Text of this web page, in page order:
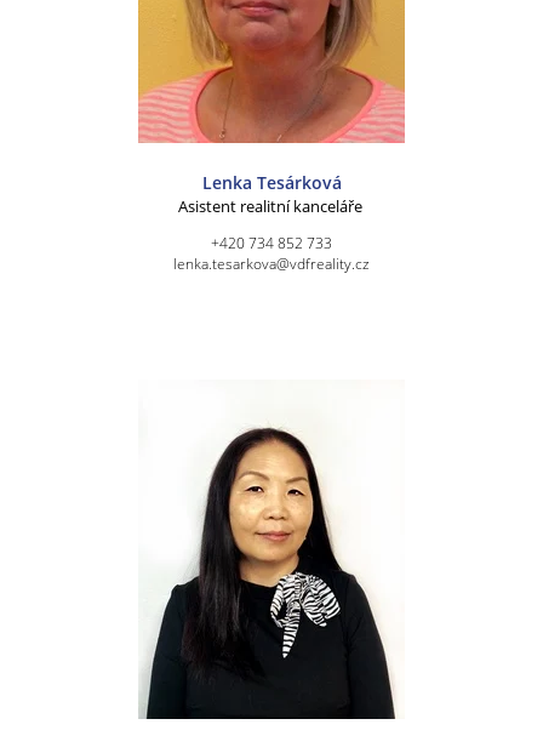
Lenka Tesárková
Asistent realitní kanceláře
+420 734 852 733
lenka.tesarkova@vdfreality.cz